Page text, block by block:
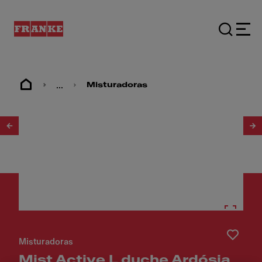
... Misturadoras
Misturadoras